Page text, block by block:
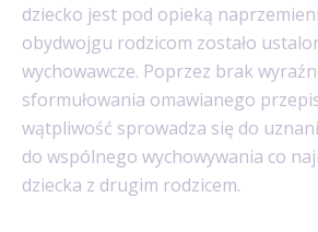
dziecko jest pod opieką
obydwojgu rodzicom zostało
wychowawcze. Poprzez brak
sformułowania omawianego
wątpliwość sprowadza się do
do wspólnego wychowywania co
dziecka z drugim rodzicem.